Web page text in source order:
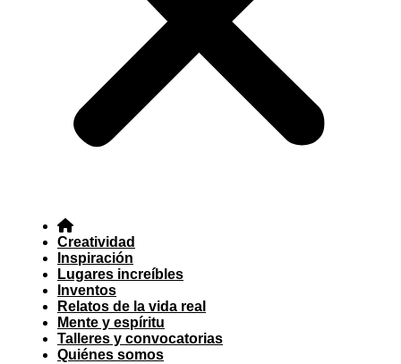
Creatividad
Inspiración
Lugares increíbles
Inventos
Relatos de la vida real
Mente y espíritu
Talleres y convocatorias
Quiénes somos